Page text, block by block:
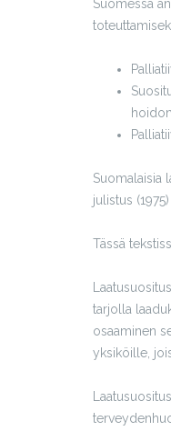
Suomessa
Suomalaisia
julistus
Tässä
tarjolla
osaaminen
yksiköille,